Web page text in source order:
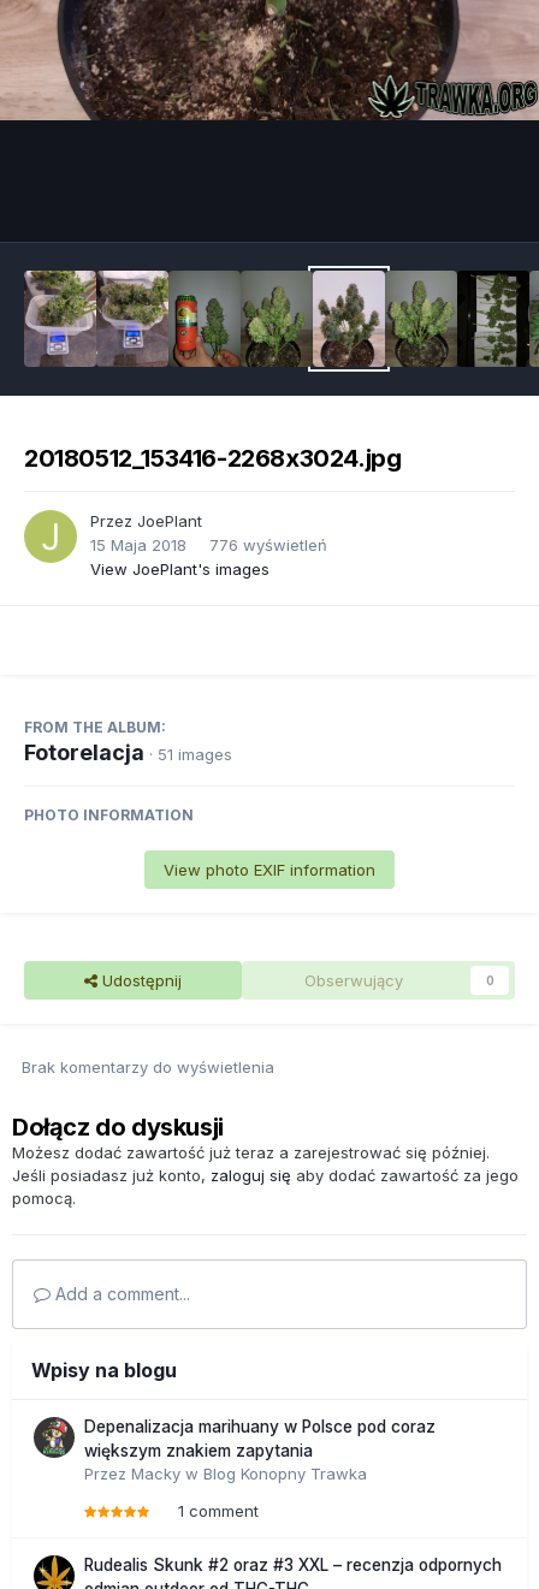
20180512_153416-2268x3024.jpg
Przez JoePlant
15 Maja 2018
776 wyświetleń
View JoePlant's images
FROM THE ALBUM:
Fotorelacja · 51 images
PHOTO INFORMATION
View photo EXIF information
Udostępnij Obserwujący 0
Brak komentarzy do wyświetlenia
Dołącz do dyskusji
Możesz dodać zawartość już teraz a zarejestrować się później.
Jeśli posiadasz już konto, zaloguj się aby dodać zawartość za jego
pomocą.
Add a comment...
Wpisy na blogu
Depenalizacja marihuany w Polsce pod coraz
większym znakiem zapytania
Przez Macky w Blog Konopny Trawka
1 comment
Rudealis Skunk #2 oraz #3 XXL – recenzja odpornych